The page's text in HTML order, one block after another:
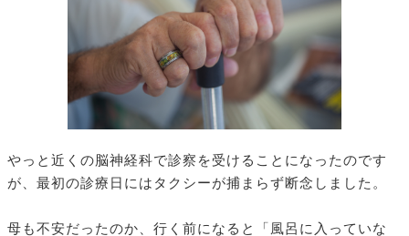
やっと近くの脳神経科で診察を受けることになったのです
が、最初の診療日にはタクシーが捕まらず断念しました。
母も不安だったのか、行く前になると「風呂に入っていな